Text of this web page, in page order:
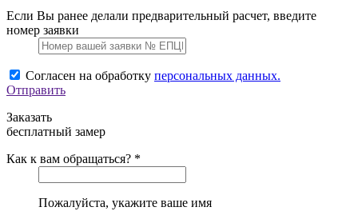
Если Вы ранее делали предварительный расчет, введите
номер заявки
Согласен на обработку персональных данных.
Отправить
Заказать
бесплатный замер
Как к вам обращаться? *
Пожалуйста, укажите ваше имя